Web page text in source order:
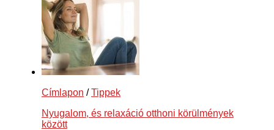
Címlapon /Tippek
Nyugalom, és relaxáció otthoni körülmények
között